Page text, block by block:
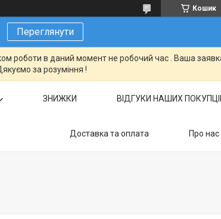
Кошик
Переглянути
роботи в даний момент не робочий час . Ваша
за розуміння !
ЗНИЖКИ ВІДГУКИ НАШИХ
Доставка та оплата Про нас